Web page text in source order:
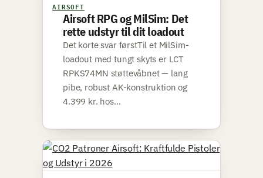
AIRSOFT
Airsoft RPG og MilSim: Det
rette udstyr til dit loadout
Det korte svar førstTil et MilSim-
loadout med tungt skyts er LCT
RPKS74MN støttevåbnet — lang
pibe, robust AK-konstruktion og
4.399 kr. hos…